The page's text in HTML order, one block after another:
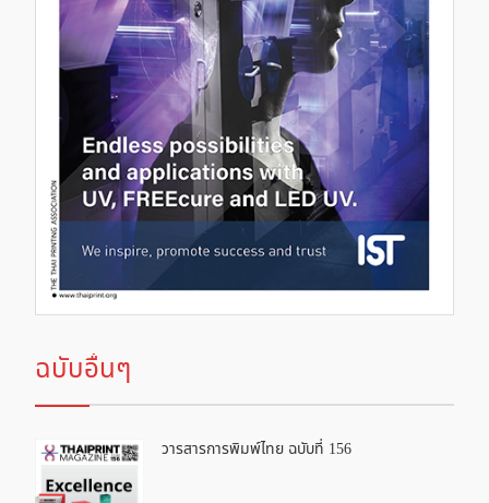
ฉบับอื่นๆ
วารสารการพิมพ์ไทย ฉบับที่ 156